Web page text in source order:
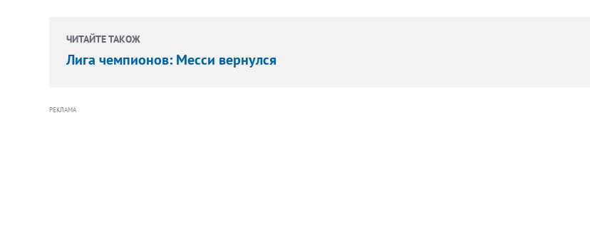
ЧИТАЙТЕ ТАКОЖ
Лига чемпионов: Месси вернулся
РЕКЛАМА